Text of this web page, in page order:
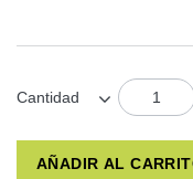
Cantidad
AÑADIR AL